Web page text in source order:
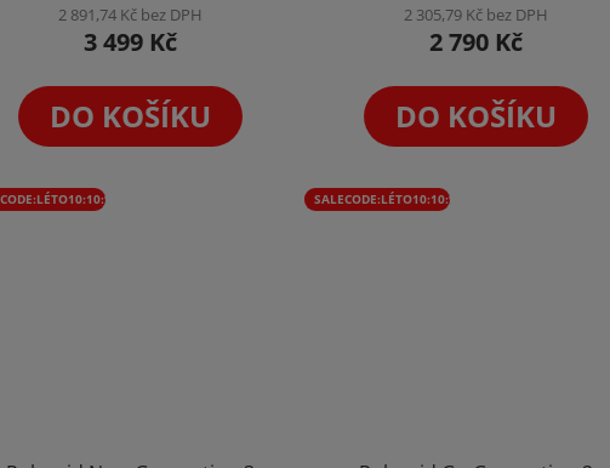
2 891,74 Kč bez DPH
3 499 Kč
DO KOŠÍKU
2 305,79 Kč bez DPH
2 790 Kč
DO KOŠÍKU
SALECODE:LÉTO10:10:%